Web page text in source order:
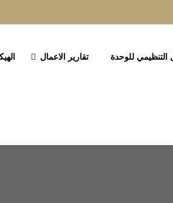
التنظيمي للوحدة تقارير الاعمال